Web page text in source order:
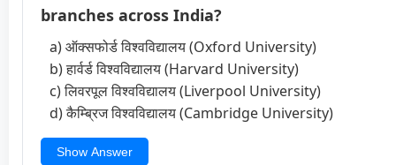
branches across India?
a) ऑक्सफोर्ड विश्वविद्यालय (Oxford University)
b) हार्वर्ड विश्वविद्यालय (Harvard University)
c) लिवरपूल विश्वविद्यालय (Liverpool University)
d) कैम्ब्रिज विश्वविद्यालय (Cambridge University)
Show Answer